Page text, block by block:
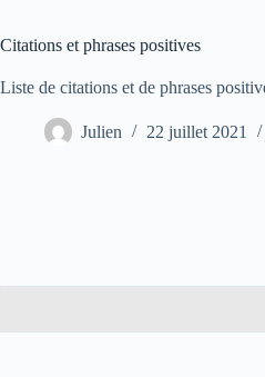
Citations et phrases positives
Liste de citations et de phrases
Julien 22 juillet 2021